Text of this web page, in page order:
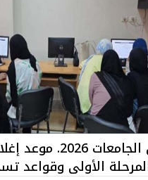
تنسيق الجامعات
الأولى وقواعد